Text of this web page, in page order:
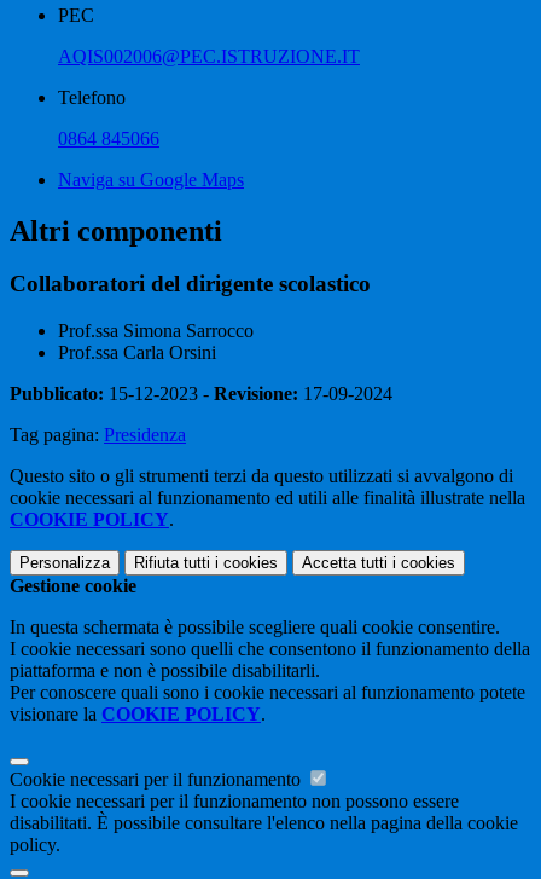
PEC
AQIS002006@PEC.ISTRUZIONE.IT
Telefono
0864 845066
Naviga su Google Maps
Altri componenti
Collaboratori del dirigente scolastico
Prof.ssa Simona Sarrocco
Prof.ssa Carla Orsini
Pubblicato: 15-12-2023 - Revisione: 17-09-2024
Tag pagina: Presidenza
Questo sito o gli strumenti terzi da questo utilizzati si avvalgono di
cookie necessari al funzionamento ed utili alle finalità illustrate nella
COOKIE POLICY.
Personalizza Rifiuta tutti i cookies Accetta tutti i cookies
Gestione cookie
In questa schermata è possibile scegliere quali cookie consentire.
I cookie necessari sono quelli che consentono il funzionamento della
piattaforma e non è possibile disabilitarli.
Per conoscere quali sono i cookie necessari al funzionamento potete
visionare la COOKIE POLICY.
Cookie necessari per il funzionamento
I cookie necessari per il funzionamento non possono essere
disabilitati. È possibile consultare l'elenco nella pagina della cookie
policy.